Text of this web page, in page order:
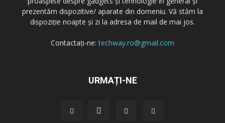
prezentăm dispozitive/ aparate din domeniu. Vă stăm la
dispoziție noapte și zi la adresa de mail de mai jos.
Contactați-ne:techway.ro@gmail.com
URMAȚI-NE